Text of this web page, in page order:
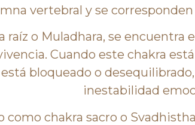
vertebral y se
raíz o Muladhara, se
Cuando este chakra
bloqueado o
inestabilidad
como chakra sacro o